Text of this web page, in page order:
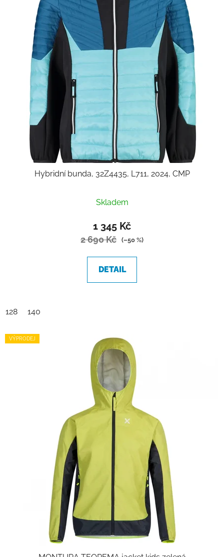
Hybridní bunda, 32Z4435, L711, 2024, CMP
Skladem
1 345 Kč
2 690 Kč (–50 %)
DETAIL
128 140
VÝPRODEJ